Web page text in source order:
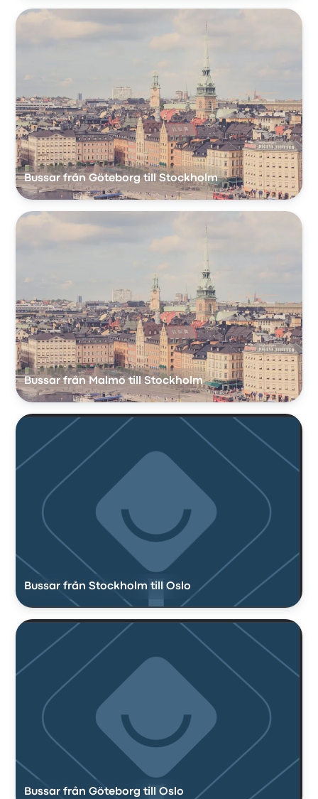
Bussar från Göteborg till Stockholm
Bussar från Malmö till Stockholm
Bussar från Stockholm till Oslo
Bussar från Göteborg till Oslo